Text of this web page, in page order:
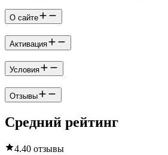
О сайте
Активация
Условия
Отзывы
Средний рейтинг
4.40 отзывы